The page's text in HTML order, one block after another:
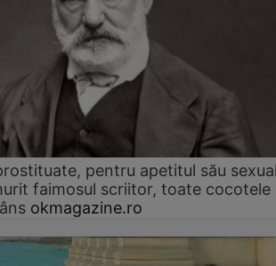
pentru apetitul său
faimosul scriitor, toate cocotele
okmagazine.ro